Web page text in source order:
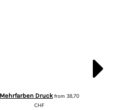
Mehrfarben Druckfrom38,70
CHF